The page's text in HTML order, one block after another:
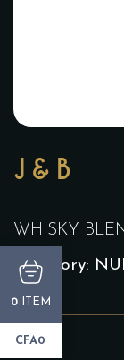
J&B
WHISKY
Category:
0 ITEM
CFA0